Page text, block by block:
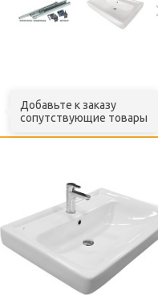
Добавьте к заказу
сопутствующие товары